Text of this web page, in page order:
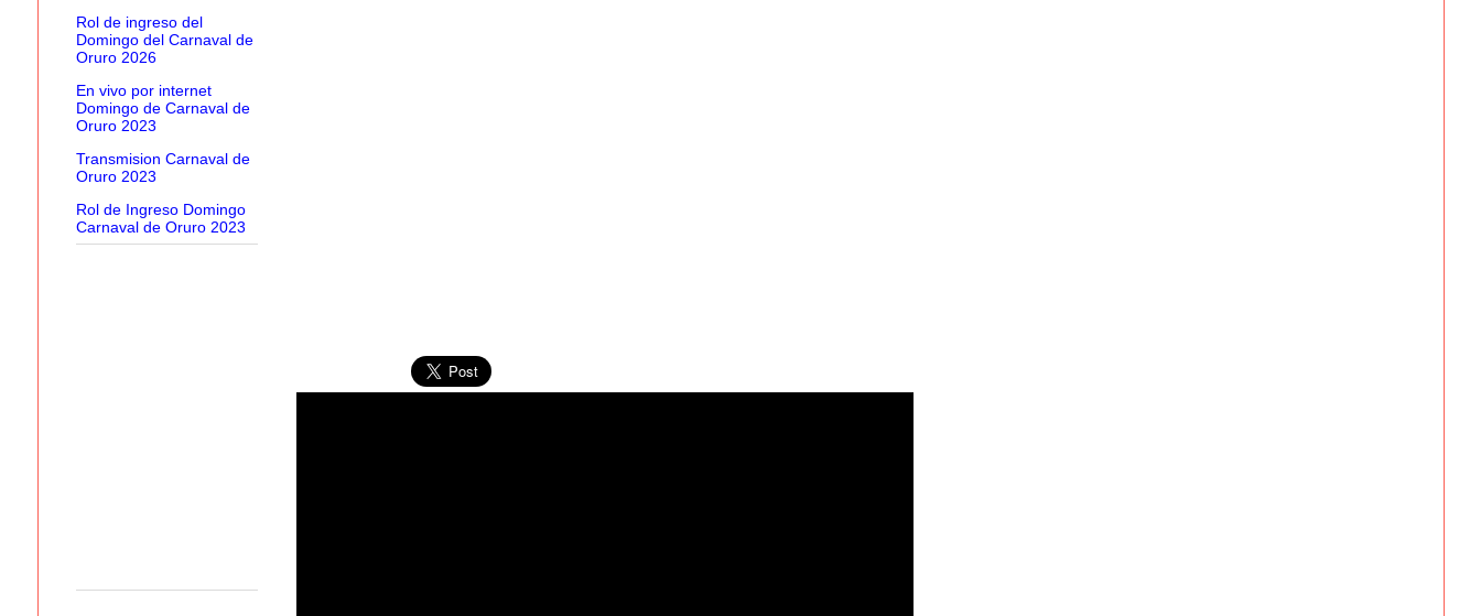
Rol de ingreso del
Domingo del Carnaval de
Oruro 2026
En vivo por internet
Domingo de Carnaval de
Oruro 2023
Transmision Carnaval de
Oruro 2023
Rol de Ingreso Domingo
Carnaval de Oruro 2023